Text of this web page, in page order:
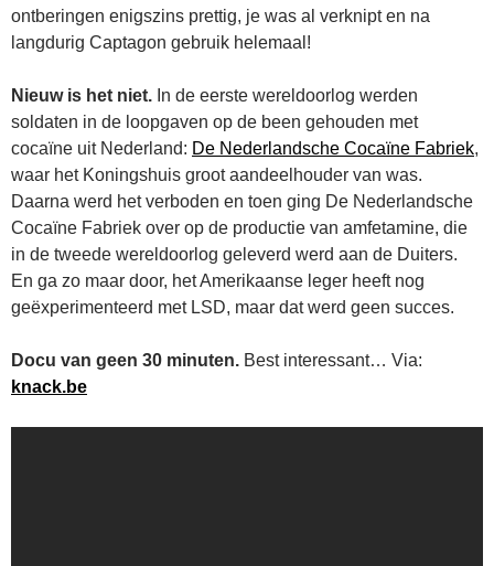
ontberingen enigszins prettig, je was al verknipt en na
langdurig Captagon gebruik helemaal!
Nieuw is het niet. In de eerste wereldoorlog werden
soldaten in de loopgaven op de been gehouden met
cocaïne uit Nederland: De Nederlandsche Cocaïne Fabriek,
waar het Koningshuis groot aandeelhouder van was.
Daarna werd het verboden en toen ging De Nederlandsche
Cocaïne Fabriek over op de productie van amfetamine, die
in de tweede wereldoorlog geleverd werd aan de Duiters.
En ga zo maar door, het Amerikaanse leger heeft nog
geëxperimenteerd met LSD, maar dat werd geen succes.
Docu van geen 30 minuten. Best interessant… Via:
knack.be